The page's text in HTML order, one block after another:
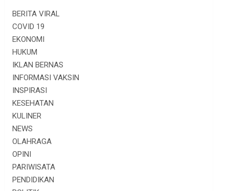
BERITA VIRAL
COVID 19
EKONOMI
HUKUM
IKLAN BERNAS
INFORMASI VAKSIN
INSPIRASI
KESEHATAN
KULINER
NEWS
OLAHRAGA
OPINI
PARIWISATA
PENDIDIKAN